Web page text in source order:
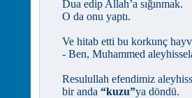
Dua edip Allah’a sığınmak.
O da onu yaptı.
Ve hitab etti bu korkunç
- Ben, Muhammed
Resulullah efendimiz
bir anda “kuzu”ya döndü.